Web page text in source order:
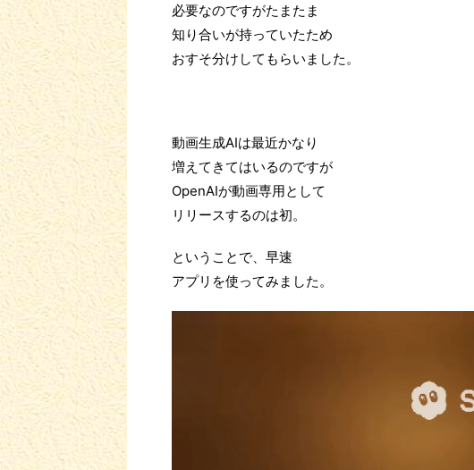
必要なのですがたまたま
知り合いが持っていたため
おすそ分けしてもらいました。
動画生成AIは最近かなり
増えてきてはいるのですが
OpenAIが動画専用として
リリースするのは初。
ということで、早速
アプリを使ってみました。